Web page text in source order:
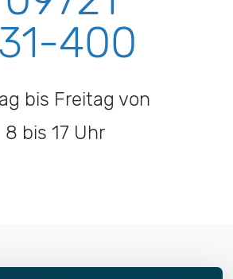
400
bis Freitag von
8 bis 17 Uhr